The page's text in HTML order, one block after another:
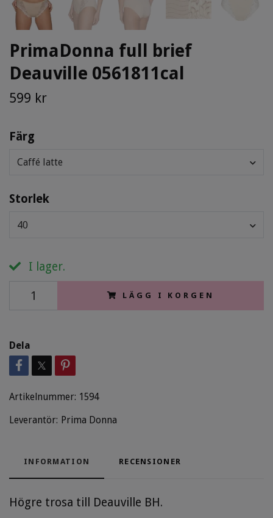
PrimaDonna full brief
Deauville 0561811cal
599 kr
Färg
Caffé latte
Storlek
40
I lager.
LÄGG I KORGEN
Dela
Artikelnummer: 1594
Leverantör: Prima Donna
INFORMATION RECENSIONER
Högre trosa till Deauville BH.